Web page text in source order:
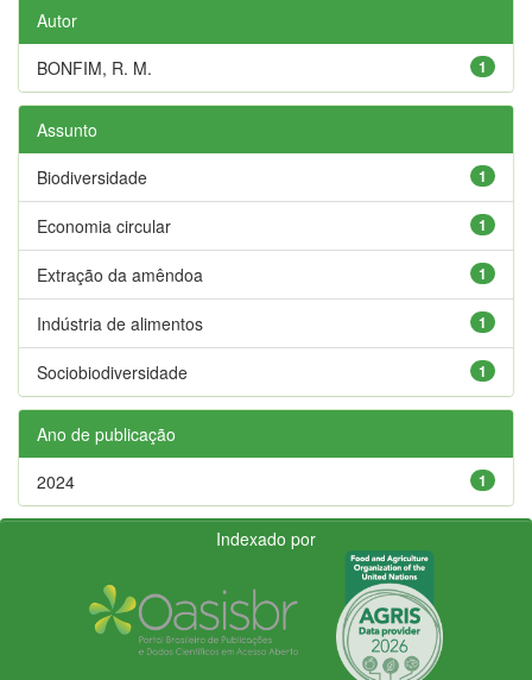
Autor
1
BONFIM, R. M.
Assunto
1
Biodiversidade
1
Economia circular
1
Extração da amêndoa
1
Indústria de alimentos
1
Sociobiodiversidade
Ano de publicação
1
2024
Indexado por